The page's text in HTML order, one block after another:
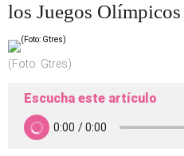
los Juegos Olímpicos
(Foto: Gtres)
Escucha este artículo